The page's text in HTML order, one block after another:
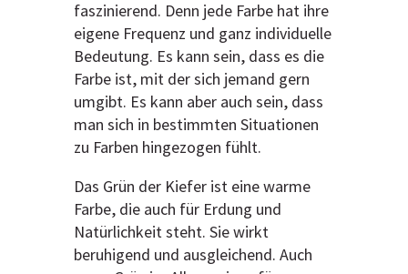
faszinierend. Denn jede Farbe hat ihre
eigene Frequenz und ganz individuelle
Bedeutung. Es kann sein, dass es die
Farbe ist, mit der sich jemand gern
umgibt. Es kann aber auch sein, dass
man sich in bestimmten Situationen
zu Farben hingezogen fühlt.
Das Grün der Kiefer ist eine warme
Farbe, die auch für Erdung und
Natürlichkeit steht. Sie wirkt
beruhigend und ausgleichend. Auch